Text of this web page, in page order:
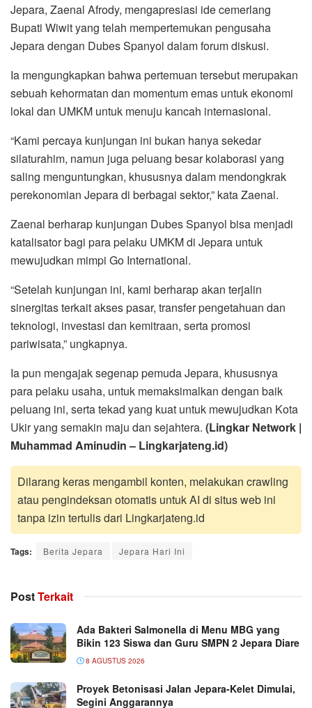
Jepara, Zaenal Afrody, mengapresiasi ide cemerlang
Bupati Wiwit yang telah mempertemukan pengusaha
Jepara dengan Dubes Spanyol dalam forum diskusi.
Ia mengungkapkan bahwa pertemuan tersebut merupakan
sebuah kehormatan dan momentum emas untuk ekonomi
lokal dan UMKM untuk menuju kancah internasional.
“Kami percaya kunjungan ini bukan hanya sekedar
silaturahim, namun juga peluang besar kolaborasi yang
saling menguntungkan, khususnya dalam mendongkrak
perekonomian Jepara di berbagai sektor,” kata Zaenal.
Zaenal berharap kunjungan Dubes Spanyol bisa menjadi
katalisator bagi para pelaku UMKM di Jepara untuk
mewujudkan mimpi Go International.
“Setelah kunjungan ini, kami berharap akan terjalin
sinergitas terkait akses pasar, transfer pengetahuan dan
teknologi, investasi dan kemitraan, serta promosi
pariwisata,” ungkapnya.
Ia pun mengajak segenap pemuda Jepara, khususnya
para pelaku usaha, untuk memaksimalkan dengan baik
peluang ini, serta tekad yang kuat untuk mewujudkan Kota
Ukir yang semakin maju dan sejahtera. (Lingkar Network |
Muhammad Aminudin – Lingkarjateng.id)
Dilarang keras mengambil konten, melakukan crawling
atau pengindeksan otomatis untuk AI di situs web ini
tanpa izin tertulis dari Lingkarjateng.id
Tags: Berita Jepara Jepara Hari Ini
PostTerkait
Ada Bakteri Salmonella di Menu MBG yang
Bikin 123 Siswa dan Guru SMPN 2 Jepara Diare
8 AGUSTUS 2026
Proyek Betonisasi Jalan Jepara-Kelet Dimulai,
Segini Anggarannya